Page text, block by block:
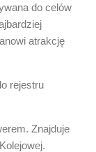
do celów
atrakcję
rejestru
Znajduje